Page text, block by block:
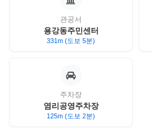
관공서
용강동주민센터
331m (도보 5분)
주차장
염리공영주차장
125m (도보 2분)